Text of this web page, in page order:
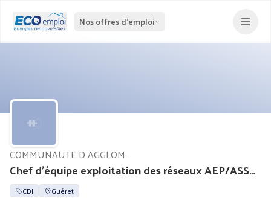
Nos offres d'emploi
Chef d'équipe exploitation des réseaux AEP/ASSAINISSEMENT/EPU (H/F)
COMMUNAUTE D AGGLOMERATION DU GRAND GUER
CDI
Guéret